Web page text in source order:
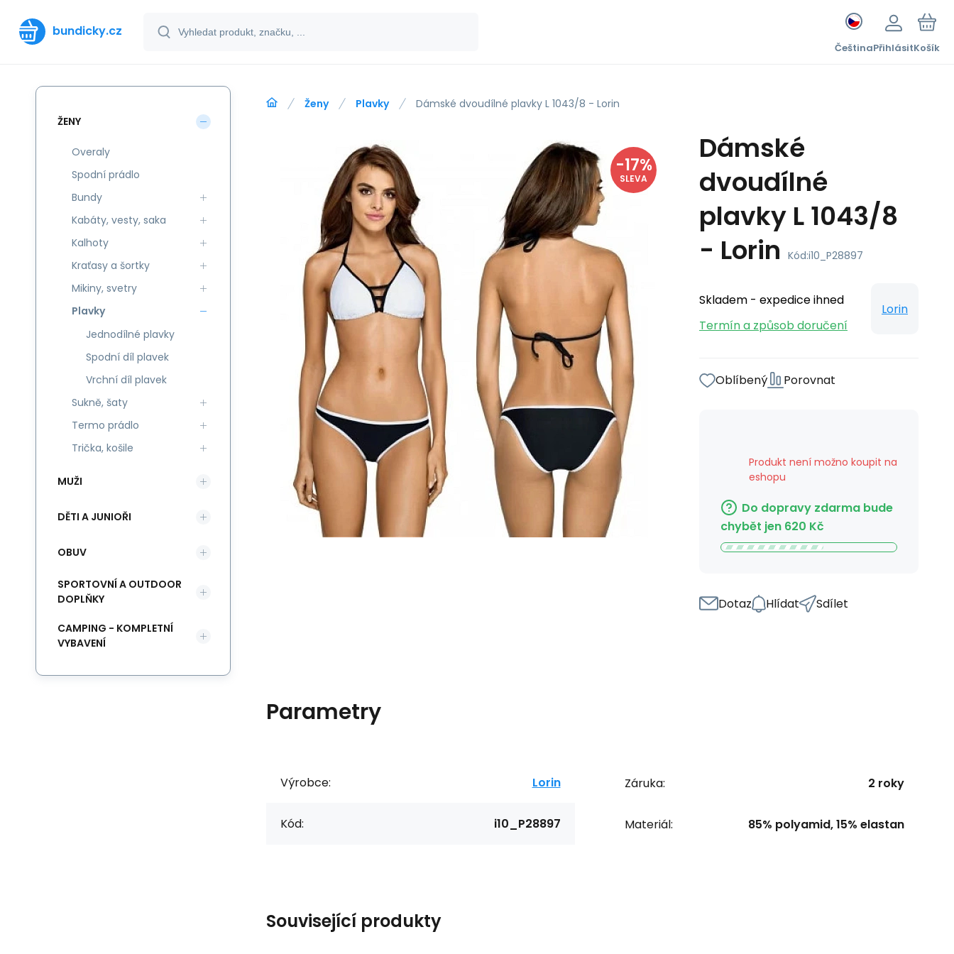
bundicky.cz
ČeštinaPřihlásitKošík
Ženy Plavky Dámské dvoudílné plavky L 1043/8 - Lorin
-17%
SLEVA
Dámské
dvoudílné
plavky L 1043/8
- Lorin Kód:i10_P28897
Skladem - expedice ihned
Termín a způsob doručení
Lorin
Oblíbený Porovnat
Produkt není možno koupit na
eshopu
Do dopravy zdarma bude
chybět jen 620 Kč
Dotaz Hlídat Sdílet
Parametry
Výrobce: Lorin
Kód: i10_P28897
Záruka: 2 roky
Materiál: 85% polyamid, 15% elastan
Související produkty
ŽENY
Overaly
Spodní prádlo
Bundy
Kabáty, vesty, saka
Kalhoty
Kraťasy a šortky
Mikiny, svetry
Plavky
Jednodílné plavky
Spodní díl plavek
Vrchní díl plavek
Sukně, šaty
Termo prádlo
Trička, košile
MUŽI
DĚTI A JUNIOŘI
OBUV
SPORTOVNÍ A OUTDOOR
DOPLŇKY
CAMPING - KOMPLETNÍ
VYBAVENÍ